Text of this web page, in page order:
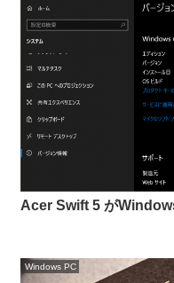
Acer Swift 5 が
Windows PC